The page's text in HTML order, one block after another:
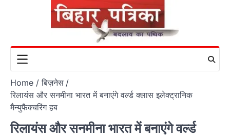
Home
बिज़नेस
रिलायंस और सनमीना भारत में बनाएंगे वर्ल्ड क्लास इलेक्ट्रानिक
मैन्युफैक्चरिंग हब
रिलायंस और सनमीना भारत में बनाएंगे वर्ल्ड